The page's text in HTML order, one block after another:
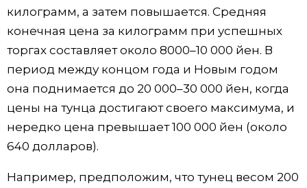
килограмм, а затем повышается. Средняя
конечная цена за килограмм при успешных
торгах составляет около 8000–10 000 йен. В
период между концом года и Новым годом
она поднимается до 20 000–30 000 йен, когда
цены на тунца достигают своего максимума, и
нередко цена превышает 100 000 йен (около
640 долларов).
Например, предположим, что тунец весом 200